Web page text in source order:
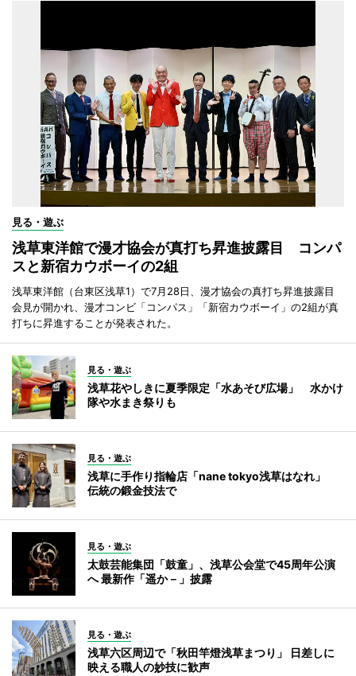
見る・遊ぶ
浅草東洋館で漫才協会が真打ち昇進披露目 コンパ
スと新宿カウボーイの2組
浅草東洋館（台東区浅草1）で7月28日、漫才協会の真打ち昇進披露目
会見が開かれ、漫才コンビ「コンパス」「新宿カウボーイ」の2組が真
打ちに昇進することが発表された。
見る・遊ぶ
浅草花やしきに夏季限定「水あそび広場」 水かけ
隊や水まき祭りも
見る・遊ぶ
浅草に手作り指輪店「nane tokyo浅草はなれ」
伝統の鍛金技法で
見る・遊ぶ
太鼓芸能集団「鼓童」、浅草公会堂で45周年公演
へ 最新作「遥か－」披露
見る・遊ぶ
浅草六区周辺で「秋田竿燈浅草まつり」 日差しに
映える職人の妙技に歓声